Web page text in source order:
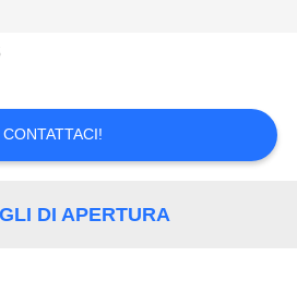
CONTATTACI!
DI APERTURA